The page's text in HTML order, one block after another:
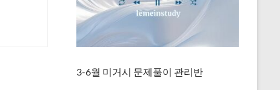
3-6월 미거시 문제풀이 관리반